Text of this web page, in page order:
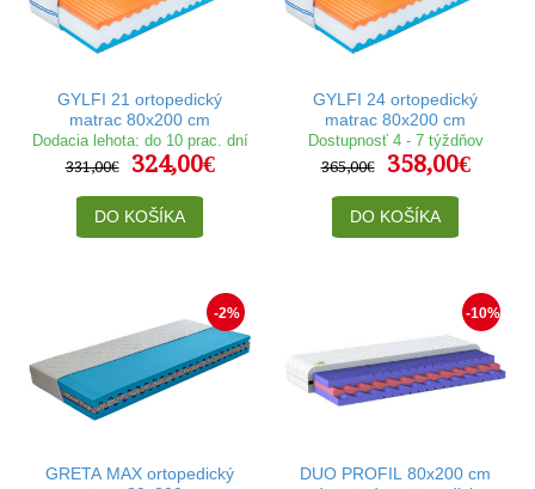
GYLFI 21 ortopedický
matrac 80x200 cm
Dodacia lehota: do 10 prac. dní
331,00€
324,00€
DO KOŠÍKA
GYLFI 24 ortopedický
matrac 80x200 cm
Dostupnosť 4 - 7 týždňov
365,00€
358,00€
DO KOŠÍKA
-2%
GRETA MAX ortopedický
-10%
DUO PROFIL 80x200 cm